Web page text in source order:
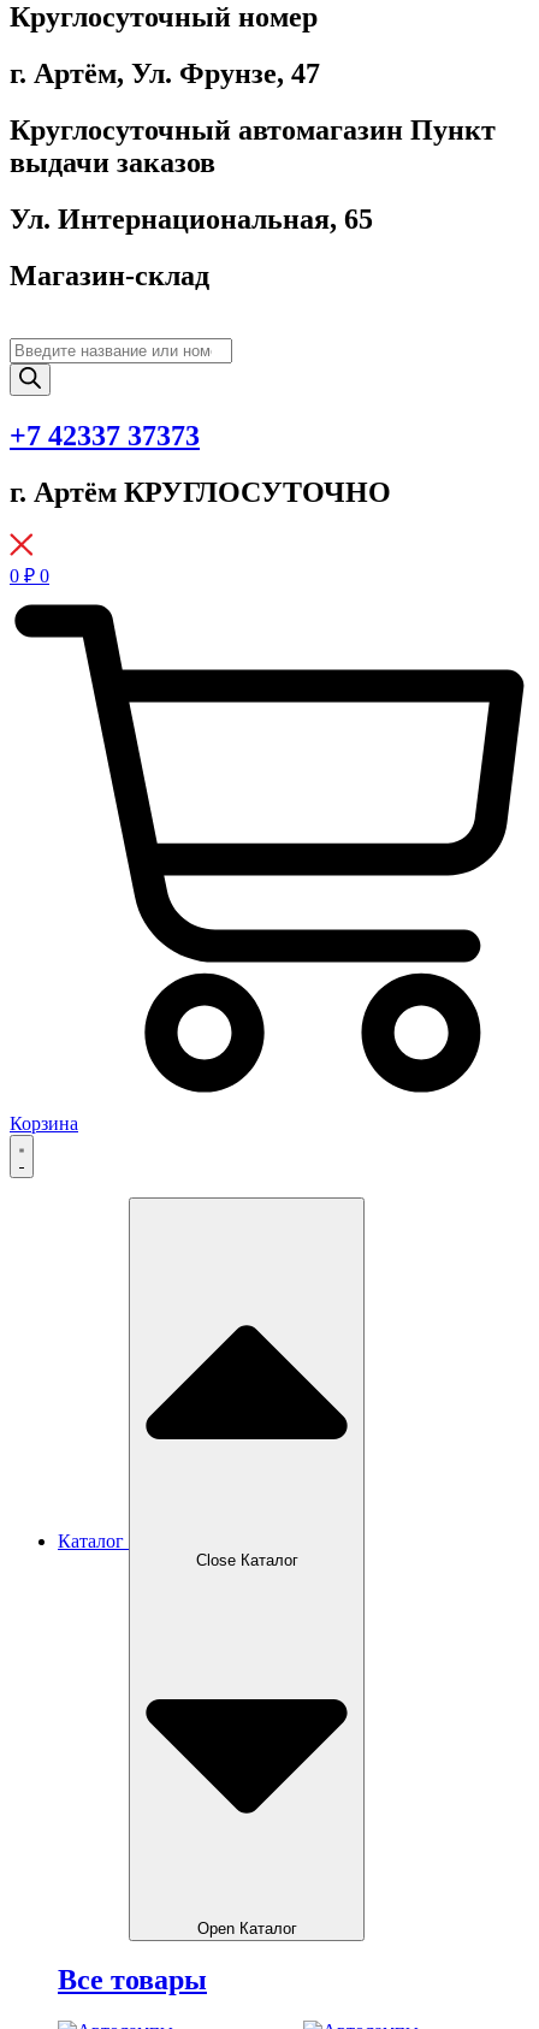
Круглосуточный номер
г. Артём, ​Ул. Фрунзе, 47
Круглосуточный автомагазин Пункт
выдачи заказов
Ул. Интернациональная, 65
Магазин-склад
Поиск
товаров
+7 42337 37373
г. Артём КРУГЛОСУТОЧНО
0 ₽ 0
Корзина
Каталог
Close Каталог
Open Каталог
Все товары